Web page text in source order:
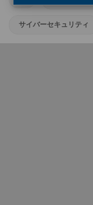
サイバーセキュリティ